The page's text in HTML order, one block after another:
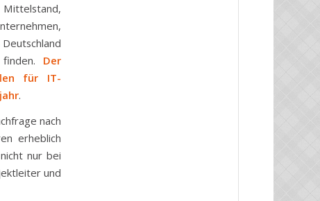
Der
für IT-
.
nach
erheblich
nur bei
und